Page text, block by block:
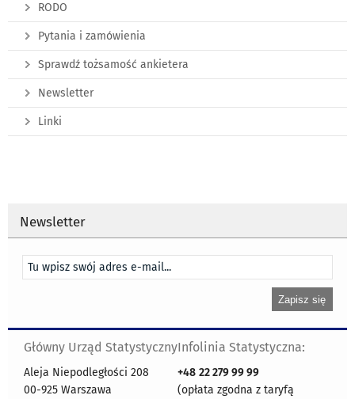
RODO
Pytania i zamówienia
Sprawdź tożsamość ankietera
Newsletter
Linki
Newsletter
Główny Urząd Statystyczny
Aleja Niepodległości 208
00-925 Warszawa
Infolinia Statystyczna:
+48 22 279 99 99
(opłata zgodna z taryfą